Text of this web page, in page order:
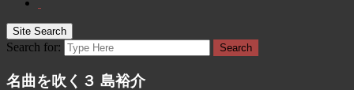
Site Search
Search for: Search
名曲を吹く３ 島裕介